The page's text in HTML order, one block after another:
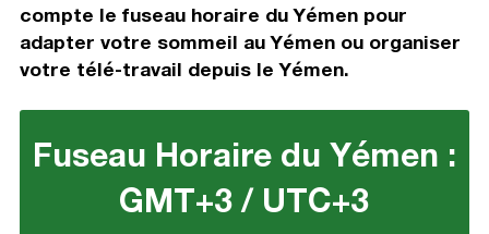
compte le fuseau horaire du Yémen pour
adapter votre sommeil au Yémen ou organiser
votre télé-travail depuis le Yémen.
Fuseau Horaire du Yémen :
GMT+3 / UTC+3